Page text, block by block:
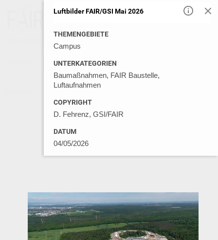
Datenschutz Kontakt
Luftbilder FAIR/GSI Mai 2026
THEMENGEBIETE
Campus
UNTERKATEGORIEN
Baumaßnahmen, FAIR Baustelle,
Luftaufnahmen
COPYRIGHT
D. Fehrenz, GSI/FAIR
DATUM
04/05/2026